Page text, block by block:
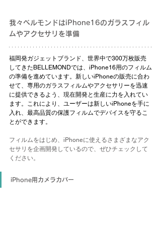
我々ベルモンドはiPhone16のガラスフィル
ムやアクセサリを準備
福岡発ガジェットブランド、世界中で300万枚販売
してきたBELLEMONDでは、iPhone16用のフィルム
の準備を進めています。新しいiPhoneの販売に合わ
せて、専用のガラスフィルムやアクセサリーを迅速
に提供できるよう、現在開発と生産に力を入れてい
ます。これにより、ユーザーは新しいiPhoneを手に
入れ、最高品質の保護フィルムでデバイスを守るこ
とができます。
フィルムをはじめ、iPhoneに使えるさまざまなアク
セサリを企画開発しているので、ぜひチェックして
ください。
iPhone用カメラカバー